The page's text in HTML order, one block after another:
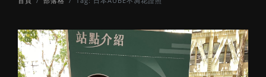
韓國 BDRA 花禮物大師 Lv.1 證照
課
客製花禮
工商時報轉載